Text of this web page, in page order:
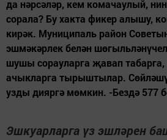
да нәрсәләр, кем комачаулый,
сорала? Бу хакта фикер алышу,
кирәк. Муниципаль район
эшмәкәрлек белән
шушы сорауларга җавап
ачыкларга тырыштылар.
узды дияргә мөмкин. -Бездә 577
Эшкуарларга үз эшләрен